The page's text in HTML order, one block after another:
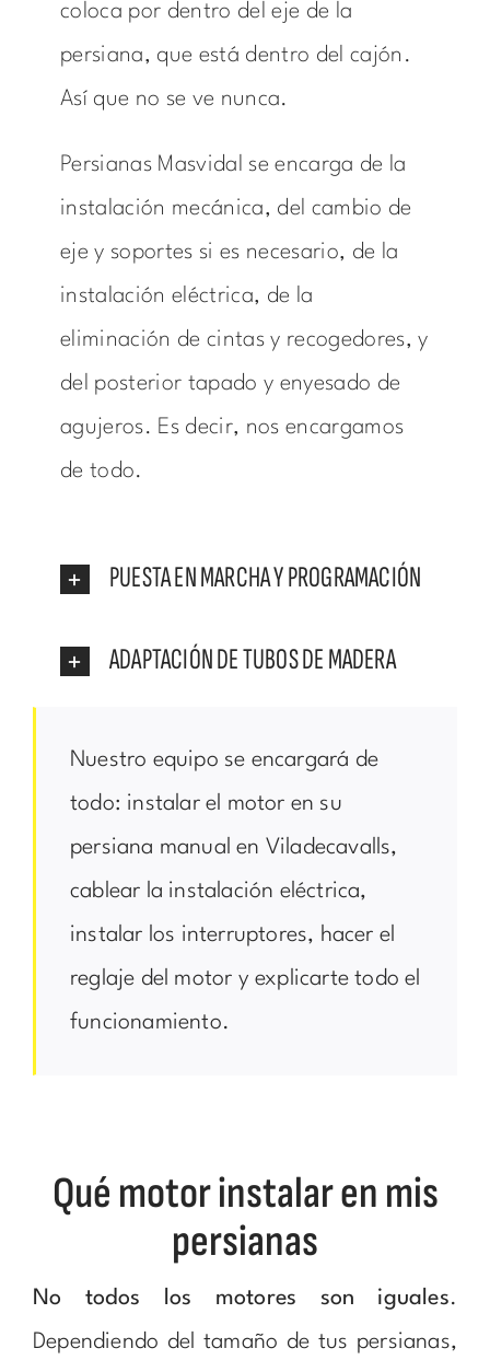
coloca por dentro del eje de la
persiana, que está dentro del cajón.
Así que no se ve nunca.
Persianas Masvidal se encarga de la
instalación mecánica, del cambio de
eje y soportes si es necesario, de la
instalación eléctrica, de la
eliminación de cintas y recogedores, y
del posterior tapado y enyesado de
agujeros. Es decir, nos encargamos
de todo.
PUESTA EN MARCHA Y PROGRAMACIÓN
ADAPTACIÓN DE TUBOS DE MADERA
Nuestro equipo se encargará de
todo: instalar el motor en su
persiana manual en Viladecavalls,
cablear la instalación eléctrica,
instalar los interruptores, hacer el
reglaje del motor y explicarte todo el
funcionamiento.
Qué motor instalar en mis
persianas
No todos los motores son iguales.
Dependiendo del tamaño de tus persianas,